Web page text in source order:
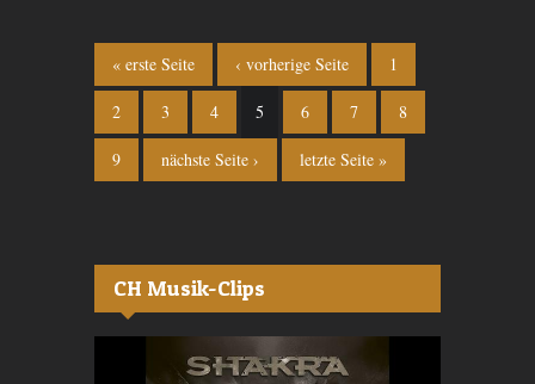
Seiten
« erste Seite ‹ vorherige Seite 1
2 3 4 5 6 7 8
9 nächste Seite › letzte Seite »
CH Musik-Clips